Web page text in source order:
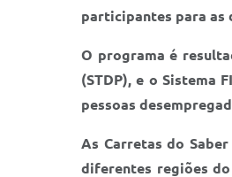
participantes para as
O programa é
(STDP), e o Sistema
pessoas
As Carretas do
diferentes regiões